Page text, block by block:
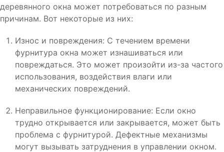
деревянного окна может потребоваться по разным
причинам. Вот некоторые из них:
Износ и повреждения: С течением времени
фурнитура окна может изнашиваться или
повреждаться. Это может произойти из-за частого
использования, воздействия влаги или
механических повреждений.
Неправильное функционирование: Если окно
трудно открывается или закрывается, может быть
проблема с фурнитурой. Дефектные механизмы
могут вызывать затруднения в управлении окном.